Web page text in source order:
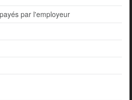
par l'employeur